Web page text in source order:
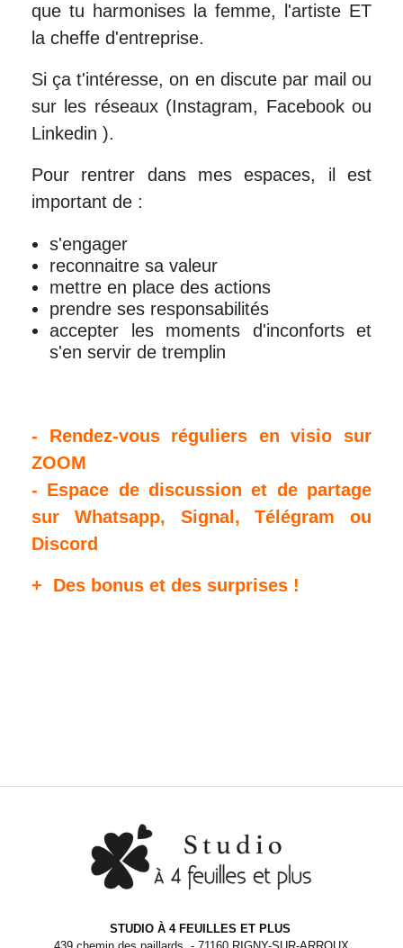
que tu harmonises la femme, l'artiste ET
la cheffe d'entreprise.
Si ça t'intéresse, on en discute par mail ou
sur les réseaux (Instagram, Facebook ou
Linkedin ).
Pour rentrer dans mes espaces, il est
important de :
s'engager
reconnaitre sa valeur
mettre en place des actions
prendre ses responsabilités
accepter les moments d'inconforts et
s'en servir de tremplin
- Rendez-vous réguliers en visio sur
ZOOM
- Espace de discussion et de partage
sur Whatsapp, Signal, Télégram ou
Discord
+ Des bonus et des surprises !
STUDIO À 4 FEUILLES ET PLUS